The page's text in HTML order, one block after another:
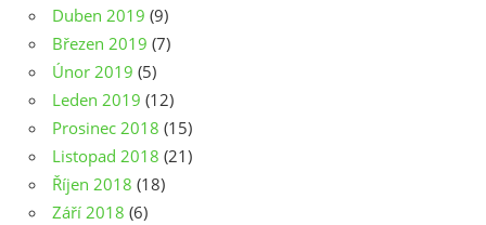
Duben 2019 (9)
Březen 2019 (7)
Únor 2019 (5)
Leden 2019 (12)
Prosinec 2018 (15)
Listopad 2018 (21)
Říjen 2018 (18)
Září 2018 (6)